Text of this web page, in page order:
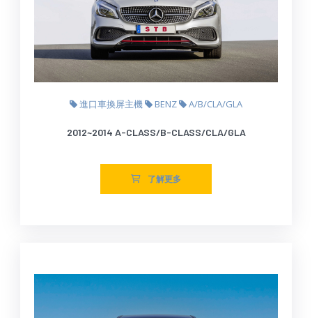
進口車換屏主機 BENZ A/B/CLA/GLA
2012~2014 A-CLASS/B-CLASS/CLA/GLA
了解更多